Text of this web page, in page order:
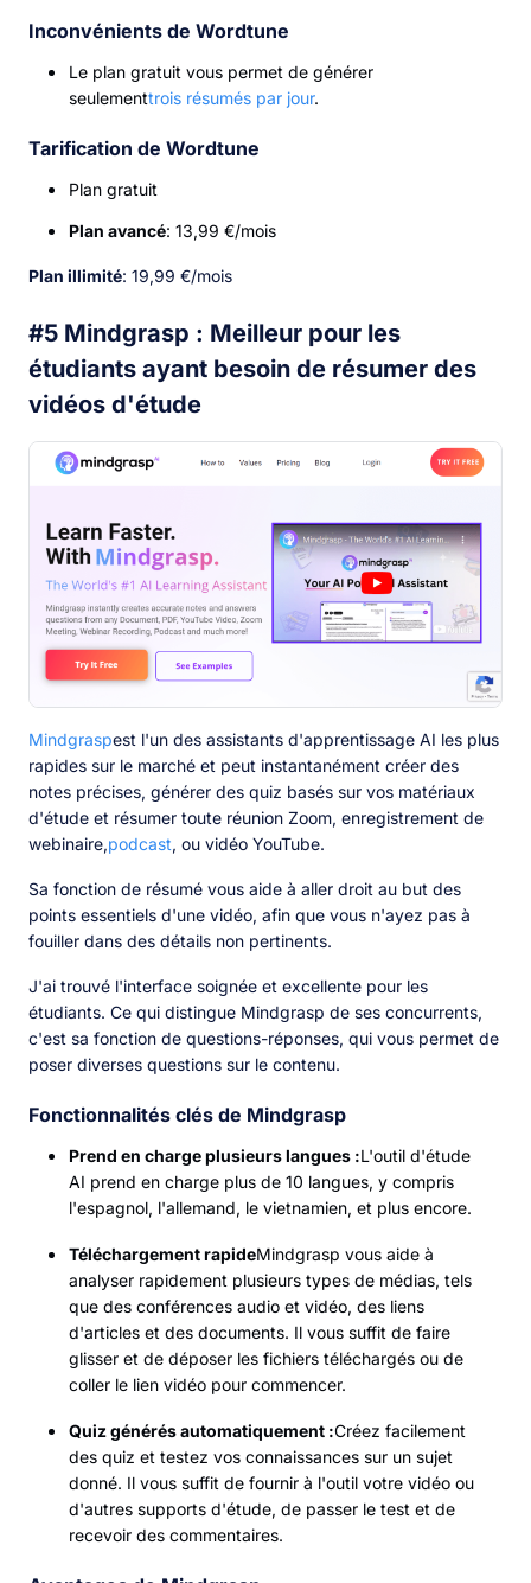
Inconvénients de Wordtune
Le plan gratuit vous permet de générer
seulementtrois résumés par jour.
Tarification de Wordtune
Plan gratuit
Plan avancé: 13,99 €/mois
Plan illimité: 19,99 €/mois
#5 Mindgrasp : Meilleur pour les
étudiants ayant besoin de résumer des
vidéos d'étude
Mindgraspest l'un des assistants d'apprentissage AI les plus
rapides sur le marché et peut instantanément créer des
notes précises, générer des quiz basés sur vos matériaux
d'étude et résumer toute réunion Zoom, enregistrement de
webinaire,podcast, ou vidéo YouTube.
Sa fonction de résumé vous aide à aller droit au but des
points essentiels d'une vidéo, afin que vous n'ayez pas à
fouiller dans des détails non pertinents.
J'ai trouvé l'interface soignée et excellente pour les
étudiants. Ce qui distingue Mindgrasp de ses concurrents,
c'est sa fonction de questions-réponses, qui vous permet de
poser diverses questions sur le contenu.
Fonctionnalités clés de Mindgrasp
Prend en charge plusieurs langues :L'outil d'étude
AI prend en charge plus de 10 langues, y compris
l'espagnol, l'allemand, le vietnamien, et plus encore.
Téléchargement rapideMindgrasp vous aide à
analyser rapidement plusieurs types de médias, tels
que des conférences audio et vidéo, des liens
d'articles et des documents. Il vous suffit de faire
glisser et de déposer les fichiers téléchargés ou de
coller le lien vidéo pour commencer.
Quiz générés automatiquement :Créez facilement
des quiz et testez vos connaissances sur un sujet
donné. Il vous suffit de fournir à l'outil votre vidéo ou
d'autres supports d'étude, de passer le test et de
recevoir des commentaires.